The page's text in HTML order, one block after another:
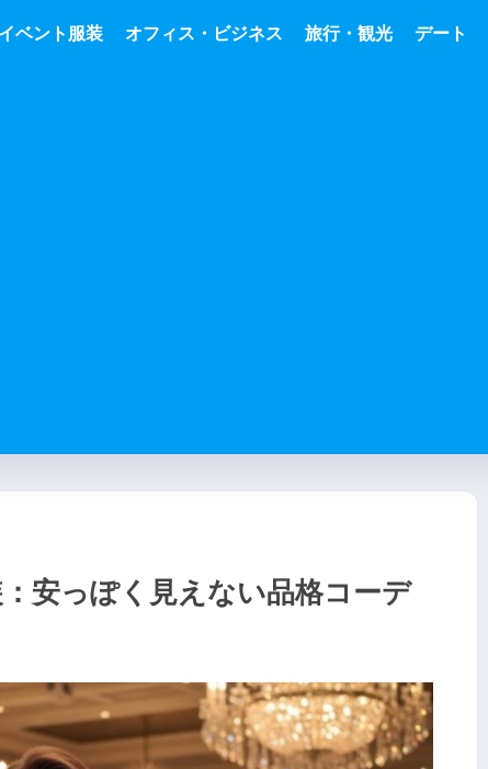
イベント服装 オフィス・ビジネス 旅行・観光 デート
安っぽく見えない品格コーデ